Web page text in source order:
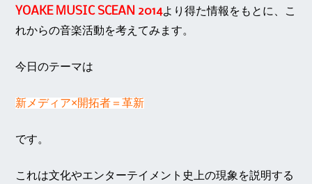
YOAKE MUSIC SCEAN 2014より得た情報をもとに、こ
れからの音楽活動を考えてみます。
今日のテーマは
新メディア×開拓者＝革新
です。
これは文化やエンターテイメント史上の現象を説明する